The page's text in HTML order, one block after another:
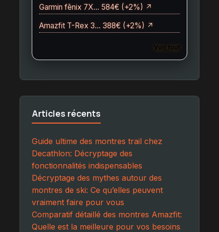
Garmin fēnix 7X… 584€ (+2%) ↗
Amazfit T-Rex 3… 388€ (+2%) ↗
Voir tout
Articles récents
Guide ultime des montres trail chez
Decathlon: Décryptage des
fonctionnalités indispensables
Décryptage des mythes autour des
montres de ski: Ce qu’elles peuvent
vraiment faire pour vous
Comparatif détaillé des montres Amazfit:
Quelle est la meilleure pour vos besoins